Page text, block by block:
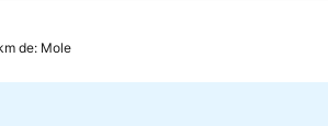
de: Mole